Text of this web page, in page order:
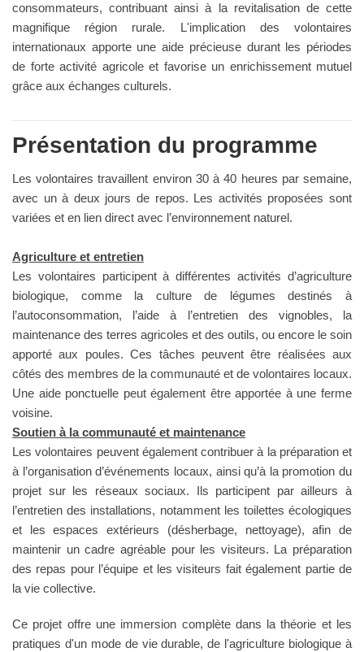
consommateurs, contribuant ainsi à la revitalisation de cette
magnifique région rurale. L'implication des volontaires
internationaux apporte une aide précieuse durant les périodes
de forte activité agricole et favorise un enrichissement mutuel
grâce aux échanges culturels.
Présentation du programme
Les volontaires travaillent environ 30 à 40 heures par semaine,
avec un à deux jours de repos. Les activités proposées sont
variées et en lien direct avec l’environnement naturel.
Agriculture et entretien
Les volontaires participent à différentes activités d’agriculture
biologique, comme la culture de légumes destinés à
l’autoconsommation, l’aide à l’entretien des vignobles, la
maintenance des terres agricoles et des outils, ou encore le soin
apporté aux poules. Ces tâches peuvent être réalisées aux
côtés des membres de la communauté et de volontaires locaux.
Une aide ponctuelle peut également être apportée à une ferme
voisine.
Soutien à la communauté et maintenance
Les volontaires peuvent également contribuer à la préparation et
à l’organisation d’événements locaux, ainsi qu’à la promotion du
projet sur les réseaux sociaux. Ils participent par ailleurs à
l’entretien des installations, notamment les toilettes écologiques
et les espaces extérieurs (désherbage, nettoyage), afin de
maintenir un cadre agréable pour les visiteurs. La préparation
des repas pour l’équipe et les visiteurs fait également partie de
la vie collective.
Ce projet offre une immersion complète dans la théorie et les
pratiques d'un mode de vie durable, de l'agriculture biologique à